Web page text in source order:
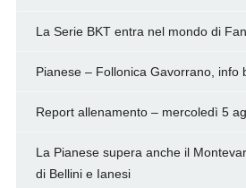
La Serie BKT entra nel mondo di
Pianese – Follonica Gavorrano, info
Report allenamento – mercoledì 5
La Pianese supera anche il
di Bellini e Ianesi